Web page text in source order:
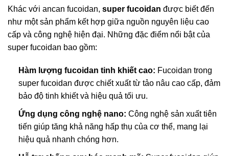
Khác với ancan fucoidan, super fucoidan được biết đến
như một sản phẩm kết hợp giữa nguồn nguyên liệu cao
cấp và công nghệ hiện đại. Những đặc điểm nổi bật của
super fucoidan bao gồm:
Hàm lượng fucoidan tinh khiết cao: Fucoidan trong
super fucoidan được chiết xuất từ tảo nâu cao cấp, đảm
bảo độ tinh khiết và hiệu quả tối ưu.
Ứng dụng công nghệ nano: Công nghệ sản xuất tiên
tiến giúp tăng khả năng hấp thụ của cơ thể, mang lại
hiệu quả nhanh chóng hơn.